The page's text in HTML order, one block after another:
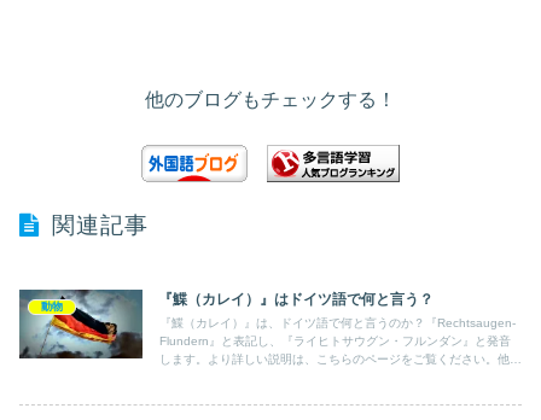
他のブログもチェックする！
関連記事
動物 『鰈（カレイ）』はドイツ語で何と言う？
『鰈（カレイ）』は、ドイツ語で何と言うのか？『Rechtsaugen-
Flundern』と表記し、『ライヒトサウグン・フルンダン』と発音
します。より詳しい説明は、こちらのページをご覧ください。他の